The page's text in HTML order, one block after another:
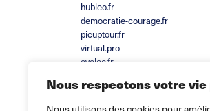
Nous respectons votre
hubleo.fr
democratie-courage.fr
picuptour.fr
virtual.pro
eveleo.fr
leolagrange.tv
leolagrange.io